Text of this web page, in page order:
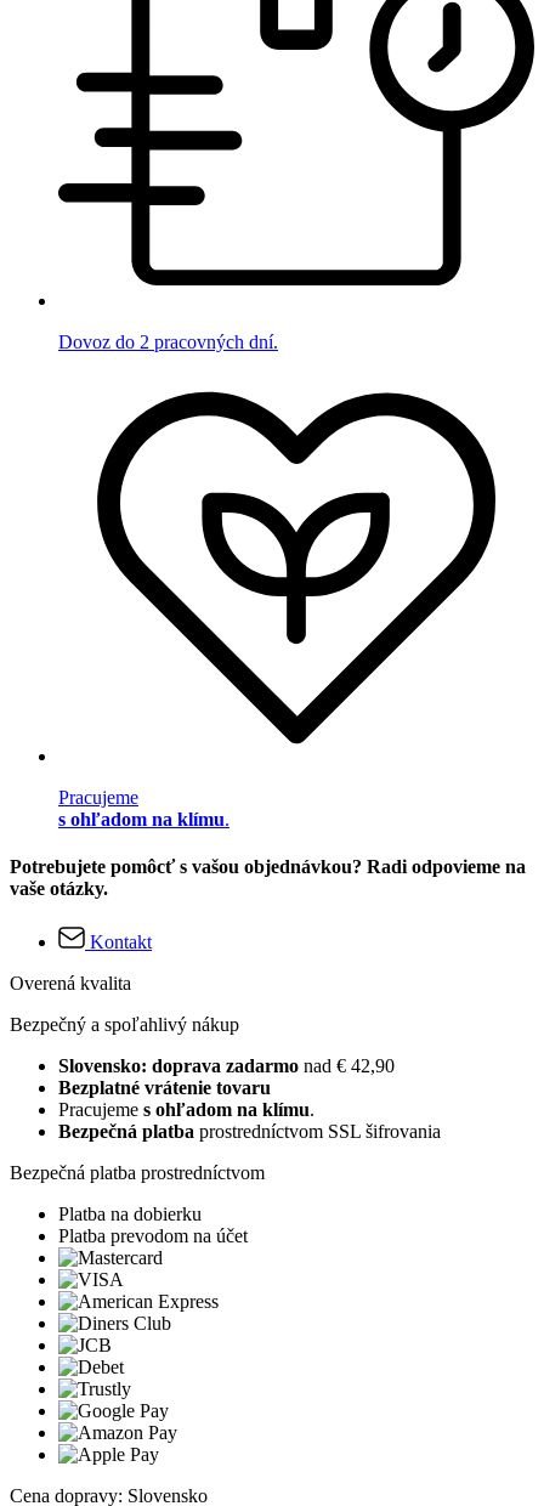
Dovoz do 2 pracovných dní.
Pracujeme
s ohľadom na klímu.
Potrebujete pomôcť s vašou objednávkou? Radi odpovieme na
vaše otázky.
Kontakt
Overená kvalita
Bezpečný a spoľahlivý nákup
Slovensko: doprava zadarmo nad € 42,90
Bezplatné vrátenie tovaru
Pracujeme s ohľadom na klímu.
Bezpečná platba prostredníctvom SSL šifrovania
Bezpečná platba prostredníctvom
Platba na dobierku
Platba prevodom na účet
Cena dopravy: Slovensko